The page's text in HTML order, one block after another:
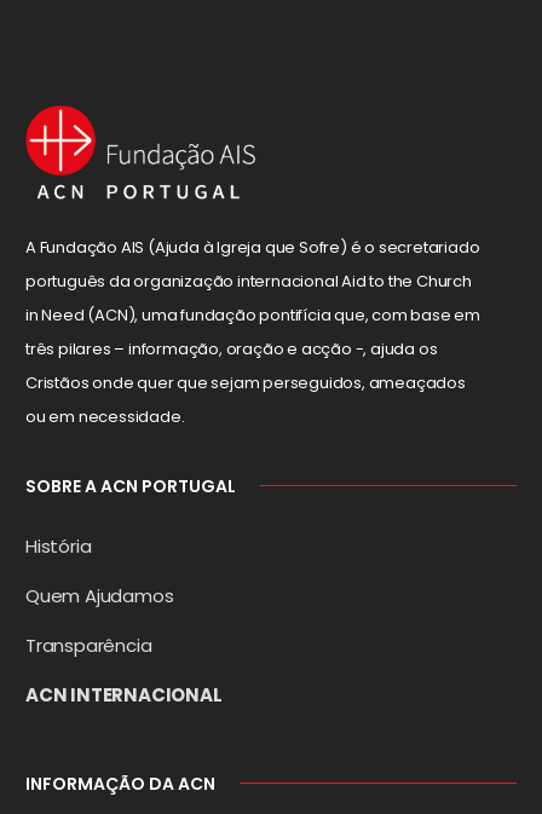
A Fundação AIS (Ajuda à Igreja que Sofre) é o secretariado
português da organização internacional Aid to the Church
in Need (ACN), uma fundação pontifícia que, com base em
três pilares – informação, oração e acção -, ajuda os
Cristãos onde quer que sejam perseguidos, ameaçados
ou em necessidade.
SOBRE A ACN PORTUGAL
História
Quem Ajudamos
Transparência
ACN INTERNACIONAL
INFORMAÇÃO DA ACN